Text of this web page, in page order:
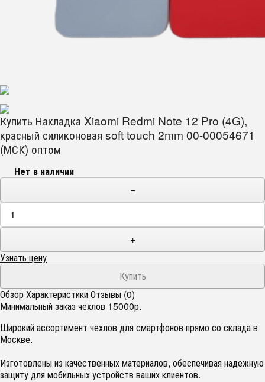
Купить Накладка Xiaomi Redmi Note 12 Pro (4G),
красный силиконовая soft touch 2mm 00-00054671
(МСК) оптом
Нет в наличии
−
+
Узнать цену
ОбзорХарактеристикиОтзывы (0)
Минимальный заказ чехлов 15000р.
Широкий ассортимент чехлов для смартфонов прямо со склада в
Москве.
Изготовлены из качественных материалов, обеспечивая надежную
защиту для мобильных устройств ваших клиентов.